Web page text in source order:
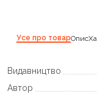
Усе про товарОпис
Видавництво
Автор